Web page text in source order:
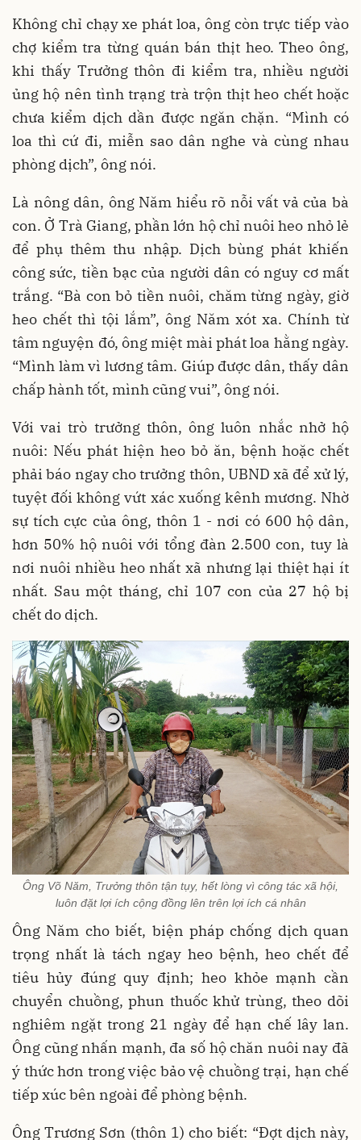
Không chỉ chạy xe phát loa, ông còn trực tiếp vào
chợ kiểm tra từng quán bán thịt heo. Theo ông,
khi thấy Trưởng thôn đi kiểm tra, nhiều người
ủng hộ nên tình trạng trà trộn thịt heo chết hoặc
chưa kiểm dịch dần được ngăn chặn. “Mình có
loa thì cứ đi, miễn sao dân nghe và cùng nhau
phòng dịch”, ông nói.
Là nông dân, ông Năm hiểu rõ nỗi vất vả của bà
con. Ở Trà Giang, phần lớn hộ chỉ nuôi heo nhỏ lẻ
để phụ thêm thu nhập. Dịch bùng phát khiến
công sức, tiền bạc của người dân có nguy cơ mất
trắng. “Bà con bỏ tiền nuôi, chăm từng ngày, giờ
heo chết thì tội lắm”, ông Năm xót xa. Chính từ
tâm nguyện đó, ông miệt mài phát loa hằng ngày.
“Mình làm vì lương tâm. Giúp được dân, thấy dân
chấp hành tốt, mình cũng vui”, ông nói.
Với vai trò trưởng thôn, ông luôn nhắc nhở hộ
nuôi: Nếu phát hiện heo bỏ ăn, bệnh hoặc chết
phải báo ngay cho trưởng thôn, UBND xã để xử lý,
tuyệt đối không vứt xác xuống kênh mương. Nhờ
sự tích cực của ông, thôn 1 - nơi có 600 hộ dân,
hơn 50% hộ nuôi với tổng đàn 2.500 con, tuy là
nơi nuôi nhiều heo nhất xã nhưng lại thiệt hại ít
nhất. Sau một tháng, chỉ 107 con của 27 hộ bị
chết do dịch.
Ông Võ Năm, Trưởng thôn tận tụy, hết lòng vì công tác xã hội,
luôn đặt lợi ích cộng đồng lên trên lợi ích cá nhân
Ông Năm cho biết, biện pháp chống dịch quan
trọng nhất là tách ngay heo bệnh, heo chết để
tiêu hủy đúng quy định; heo khỏe mạnh cần
chuyển chuồng, phun thuốc khử trùng, theo dõi
nghiêm ngặt trong 21 ngày để hạn chế lây lan.
Ông cũng nhấn mạnh, đa số hộ chăn nuôi nay đã
ý thức hơn trong việc bảo vệ chuồng trại, hạn chế
tiếp xúc bên ngoài để phòng bệnh.
Ông Trương Sơn (thôn 1) cho biết: “Đợt dịch này,